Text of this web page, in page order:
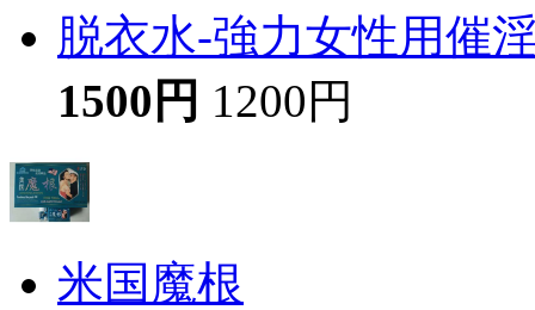
脱衣水-強力女性用催
1500円 1200円
米国魔根